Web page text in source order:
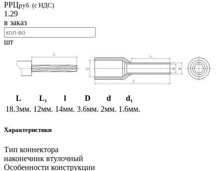
РРЦруб. (с НДС)
1.29
в заказ
шт
L L₁ l D d
d₁
18.3мм. 12мм. 14мм. 3.6мм. 2мм. 1.6мм.
Характеристики
Тип коннектора
наконечник втулочный
Особенности конструкции